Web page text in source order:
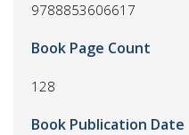
9788853606617
Book Page Count
128
Book Publication Date